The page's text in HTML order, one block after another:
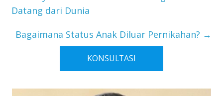
Datang dari Dunia
Bagaimana Status Anak Diluar Pernikahan? →
KONSULTASI